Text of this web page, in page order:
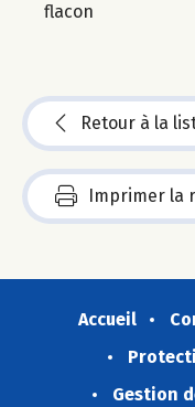
flacon
Retour à la
Imprimer la
Accueil
Gestion